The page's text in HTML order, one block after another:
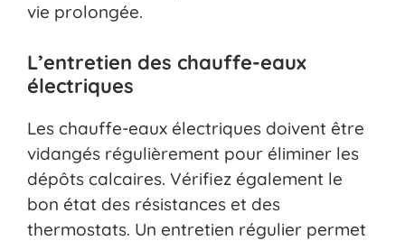
vie prolongée.
L’entretien des chauffe-eaux
électriques
Les chauffe-eaux électriques doivent être
vidangés régulièrement pour éliminer les
dépôts calcaires. Vérifiez également le
bon état des résistances et des
thermostats. Un entretien régulier permet